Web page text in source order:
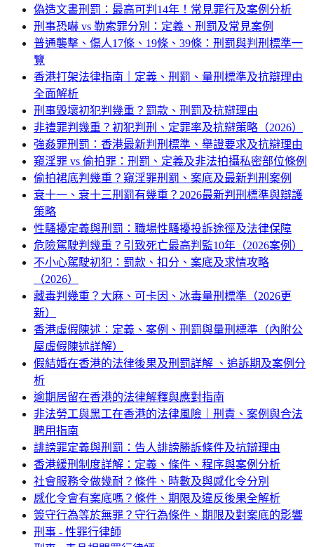
偽造文書刑罰：最高可判14年！常見罪行及案例分析
刑事恐嚇 vs 勒索罪分別：定義、刑罰及常見案例
普通襲擊、傷人17條、19條、39條：刑罰與判刑標準一
覽
香港打架法律指南｜定義、刑罰、量刑標準及抗辯理由
全面解析
刑事毀壞初犯判幾重？罰款、刑罰及抗辯理由
非禮罪判幾重？初犯判刑、定罪率及抗辯策略（2026）
強姦罪刑罰：香港最新判刑標準、舉證要求及抗辯理由
窺淫罪 vs 偷拍罪：刑罰、定義及非法拍攝私密部位條例
偷拍裙底判幾重？窺淫罪刑罰、案底及最新判刑案例
衰十一、衰十三刑罰有幾重？2026最新判刑標準與辯護
策略
性騷擾定義與刑罰：職場性騷擾投訴途徑及法律保障
危險駕駛判幾重？引致死亡最高判監10年（2026案例）
不小心駕駛初犯：罰款、扣分、案底及求情攻略
（2026）
藏毒判幾重？大麻、可卡因、冰毒量刑標準（2026更
新）
香港虛假陳述：定義、案例、刑罰與量刑標準（內附公
屋虛假陳述詳解）
假結婚在香港的法律後果及刑罰詳解 、追訴期及案例分
析
逾期居留在香港的法律解釋與應對指南
非法勞工與黑工在香港的法律風險｜刑責、案例與合法
聘用指南
誹謗罪定義與刑罰：告人誹謗勝訴條件及抗辯理由
香港緩刑制度詳解：定義、條件、程序與案例分析
社會服務令做幾耐？條件、時數及與感化令分別
感化令會有案底嗎？條件、期限及違反後果全解析
簽守行為等於無罪？守行為條件、期限及對案底的影響
刑事 - 性罪行律師